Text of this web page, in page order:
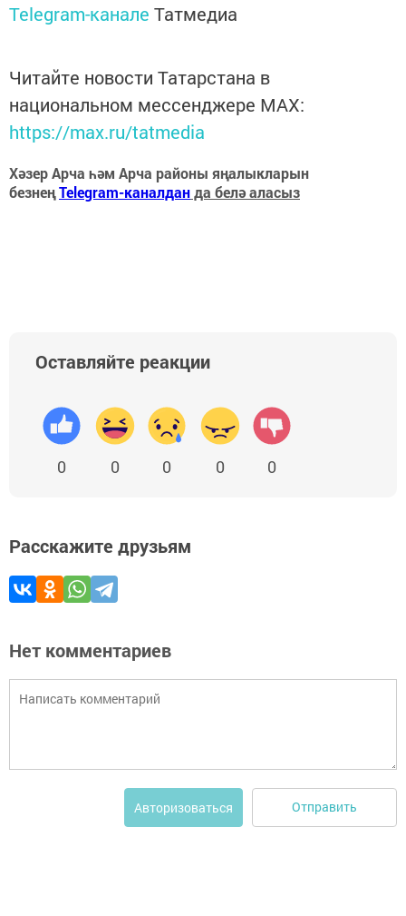
Telegram-канале Татмедиа
Читайте новости Татарстана в
национальном мессенджере MАХ:
https://max.ru/tatmedia
Хәзер Арча һәм Арча районы яңалыкларын
безнеңTelegram-каналданда белә аласыз
Оставляйте реакции
0 0 0 0 0
Расскажите друзьям
Нет комментариев
Авторизоваться Отправить